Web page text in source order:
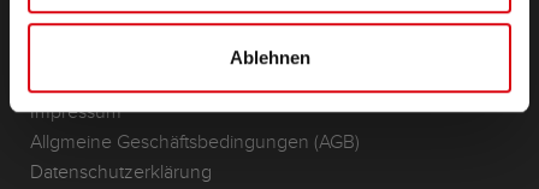
Ablehnen
Impressum
Allgmeine Geschäftsbedingungen (AGB)
Datenschutzerklärung